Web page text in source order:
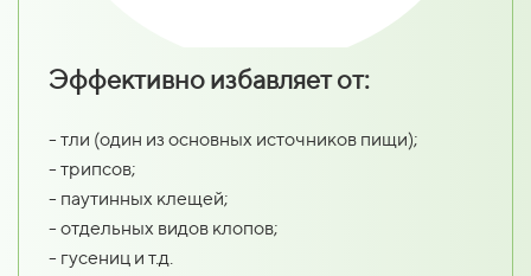
Эффективно избавляет от:
- тли (один из основных источников пищи);
- трипсов;
- паутинных клещей;
- отдельных видов клопов;
- гусениц и т.д.